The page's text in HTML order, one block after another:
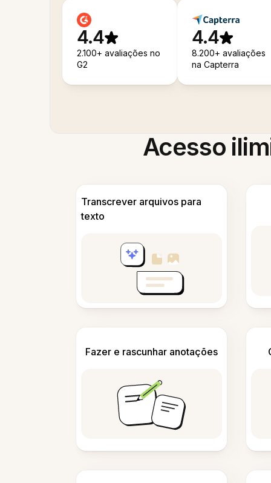
4.4
2.100+ avaliações no
G2
4.4
8.200+ avaliações
na Capterra
Acesso
Transcrever arquivos para
texto
Fazer e rascunhar anotações